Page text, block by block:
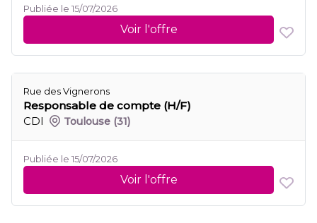
Publiée le 15/07/2026
Voir l'offre
Rue des Vignerons
Responsable de compte (H/F)
CDI
Toulouse (31)
Publiée le 15/07/2026
Voir l'offre